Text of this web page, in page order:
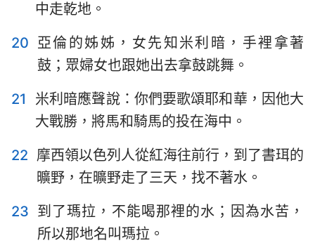
29
30
36
37 38 39 40
中走乾地。
20 亞倫的姊姊，女先知米利暗，手裡拿著
鼓；眾婦女也跟她出去拿鼓跳舞。
21
米利暗應聲說：你們要歌頌耶和華，因他大
大戰勝，將馬和騎馬的投在海中。
22 摩西領以色列人從紅海往前行，到了書珥的
曠野，在曠野走了三天，找不著水。
23 到了瑪拉，不能喝那裡的水；因為水苦，
所以那地名叫瑪拉。